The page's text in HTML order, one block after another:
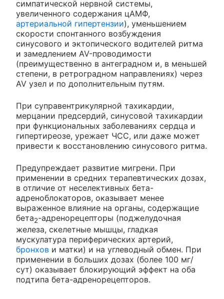
симпатической нервной системы,
увеличенного содержания цАМФ,
артериальной гипертензии), уменьшением
скорости спонтанного возбуждения
синусового и эктопического водителей ритма
и замедлением AV-проводимости
(преимущественно в антеградном и, в меньшей
степени, в ретроградном направлениях) через
AV узел и по дополнительным путям.
При суправентрикулярной тахикардии,
мерцании предсердий, синусовой тахикардии
при функциональных заболеваниях сердца и
гипертиреозе, урежает ЧСС, или даже может
привести к восстановлению синусового ритма.
Предупреждает развитие мигрени. При
применении в средних терапевтических дозах,
в отличие от неселективных бета-
адреноблокаторов, оказывает менее
выраженное влияние на органы, содержащие
бета2-адренорецепторы (поджелудочная
железа, скелетные мышцы, гладкая
мускулатура периферических артерий,
бронхов и матки) и на углеводный обмен. При
применении в больших дозах (более 100 мг/
сут) оказывает блокирующий эффект на оба
подтипа бета-адренорецепторов.